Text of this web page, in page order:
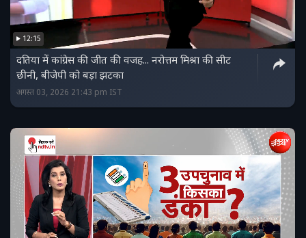
12:15
दतिया में कांग्रेस की जीत की वजह... नरोत्तम मिश्रा की सीट
छीनी, बीजेपी को बड़ा झटका
अगस्त 03, 2026 21:43 pm IST